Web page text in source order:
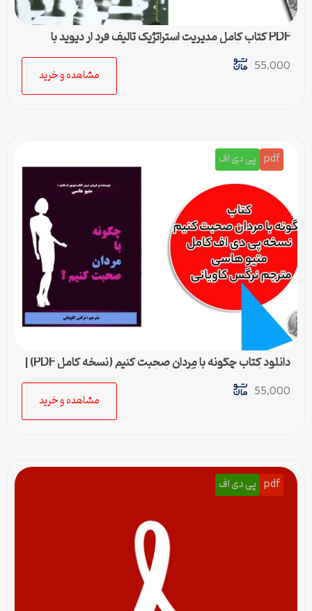
PDF کتاب کامل مدیریت استراتژیک تالیف فرد ار دیوید با
ترجمه پارسیان و اعرابی + خلاصه
55,000
مشاهده و خرید
pdf پی دی اف
دانلود کتاب چگونه با مردان صحبت کنیم (نسخه کامل PDF) |
متیو هاسی – مترجم نرگس کاویانی
55,000
مشاهده و خرید
pdf پی دی اف